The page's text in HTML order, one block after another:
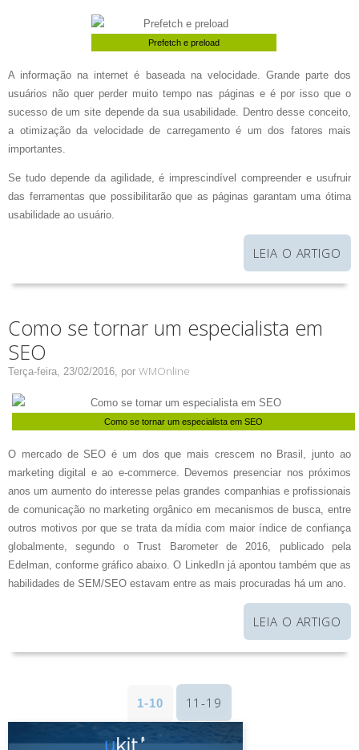
A informação na internet é baseada na velocidade. Grande parte dos
usuários não quer perder muito tempo nas páginas e é por isso que o
sucesso de um site depende da sua usabilidade. Dentro desse conceito,
a otimização da velocidade de carregamento é um dos fatores mais
importantes.
Se tudo depende da agilidade, é imprescindível compreender e usufruir
das ferramentas que possibilitarão que as páginas garantam uma ótima
usabilidade ao usuário.
LEIA O ARTIGO
Como se tornar um especialista em
SEO
Terça-feira, 23/02/2016, por WMOnline
O mercado de SEO é um dos que mais crescem no Brasil, junto ao
marketing digital e ao e-commerce. Devemos presenciar nos próximos
anos um aumento do interesse pelas grandes companhias e profissionais
de comunicação no marketing orgânico em mecanismos de busca, entre
outros motivos por que se trata da mídia com maior índice de confiança
globalmente, segundo o Trust Barometer de 2016, publicado pela
Edelman, conforme gráfico abaixo. O LinkedIn já apontou também que as
habilidades de SEM/SEO estavam entre as mais procuradas há um ano.
LEIA O ARTIGO
1-10 11-19